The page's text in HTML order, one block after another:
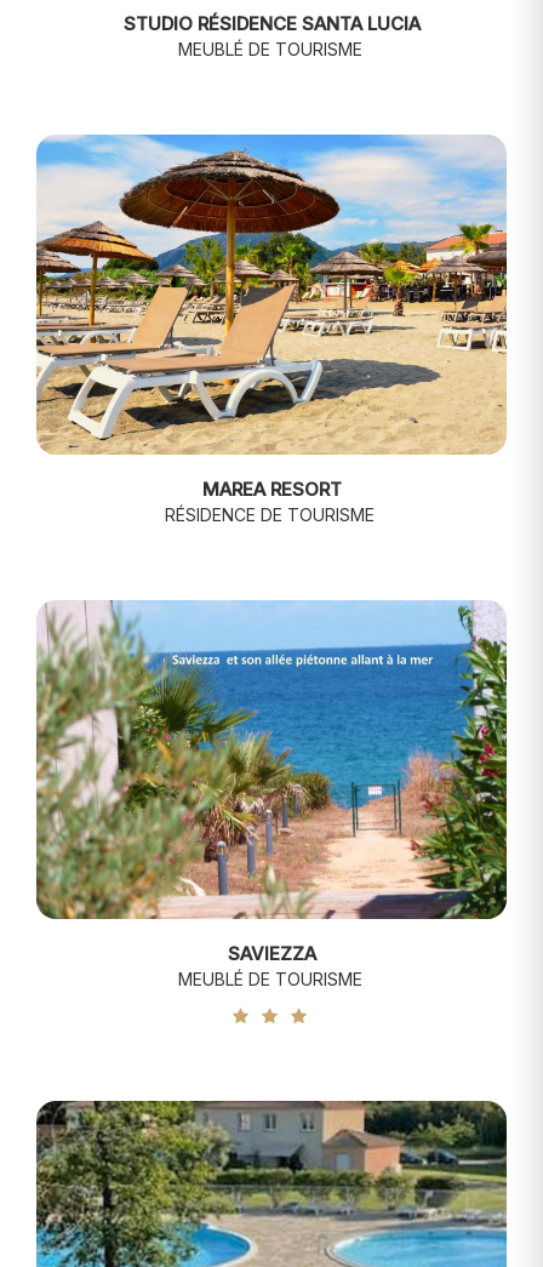
STUDIO RÉSIDENCE SANTA LUCIA
MEUBLÉ DE TOURISME
MAREA RESORT
RÉSIDENCE DE TOURISME
SAVIEZZA
MEUBLÉ DE TOURISME